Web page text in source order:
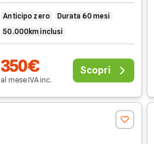
Anticipo zero
Durata 60 mesi
50.000km inclusi
350€
al meseIVAinc.
Scopri